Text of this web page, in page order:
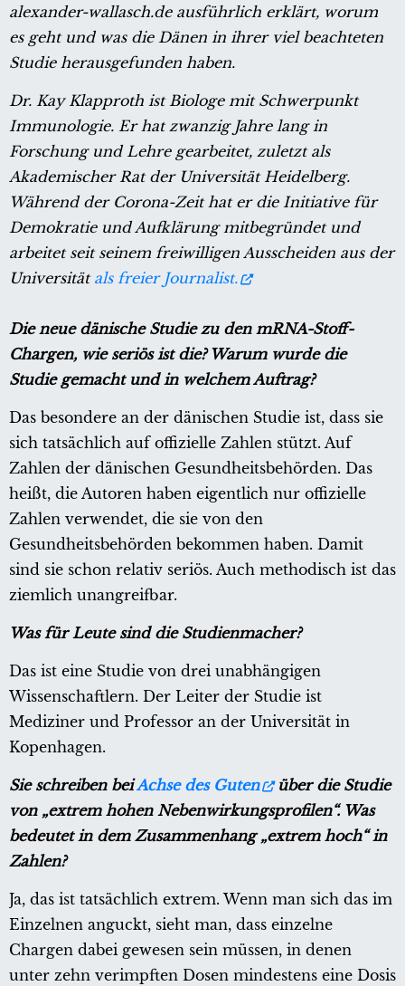
alexander-wallasch.de ausführlich erklärt, worum
es geht und was die Dänen in ihrer viel beachteten
Studie herausgefunden haben.
Dr. Kay Klapproth ist Biologe mit Schwerpunkt
Immunologie. Er hat zwanzig Jahre lang in
Forschung und Lehre gearbeitet, zuletzt als
Akademischer Rat der Universität Heidelberg.
Während der Corona-Zeit hat er die Initiative für
Demokratie und Aufklärung mitbegründet und
arbeitet seit seinem freiwilligen Ausscheiden aus der
Universität als freier Journalist.
Die neue dänische Studie zu den mRNA-Stoff-
Chargen, wie seriös ist die? Warum wurde die
Studie gemacht und in welchem Auftrag?
Das besondere an der dänischen Studie ist, dass sie
sich tatsächlich auf offizielle Zahlen stützt. Auf
Zahlen der dänischen Gesundheitsbehörden. Das
heißt, die Autoren haben eigentlich nur offizielle
Zahlen verwendet, die sie von den
Gesundheitsbehörden bekommen haben. Damit
sind sie schon relativ seriös. Auch methodisch ist das
ziemlich unangreifbar.
Was für Leute sind die Studienmacher?
Das ist eine Studie von drei unabhängigen
Wissenschaftlern. Der Leiter der Studie ist
Mediziner und Professor an der Universität in
Kopenhagen.
Sie schreiben beiAchse des Guten
über die Studie
von „extrem hohen Nebenwirkungsprofilen“. Was
bedeutet in dem Zusammenhang „extrem hoch“ in
Zahlen?
Ja, das ist tatsächlich extrem. Wenn man sich das im
Einzelnen anguckt, sieht man, dass einzelne
Chargen dabei gewesen sein müssen, in denen
unter zehn verimpften Dosen mindestens eine Dosis